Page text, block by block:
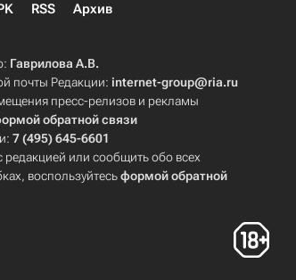
RSS Архив
Гаврилова А.В.
почты Редакции:internet-group@ria.ru
пресс-релизов и рекламы
обратной связи
7 (495) 645-6601
редакцией или сообщить обо всех
воспользуйтесьформой обратной